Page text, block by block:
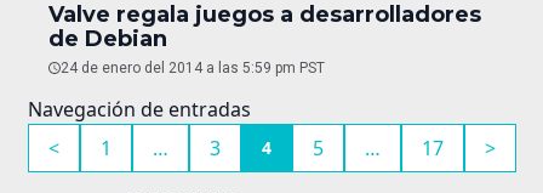
Valve regala juegos a desarrolladores
de Debian
24 de enero del 2014 a las 5:59 pm PST
Navegación de entradas
<
1 … 3 4 5 … 17 >